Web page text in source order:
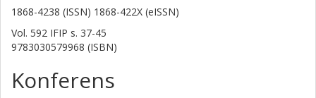
1868-4238 (ISSN) 1868-422X (eISSN)
Vol. 592 IFIP s. 37-45
9783030579968 (ISBN)
Konferens